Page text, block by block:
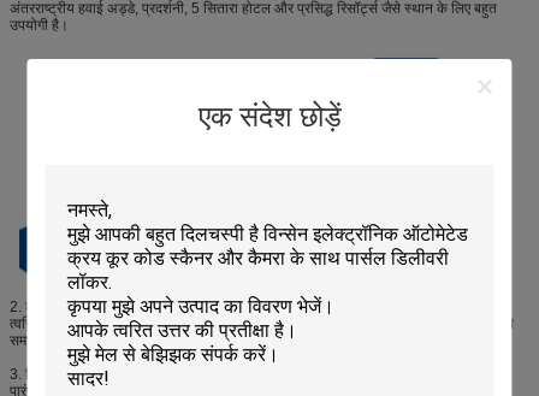
एक संदेश छोड़ें
अंतरराष्ट्रीय हवाई अड्डे, प्रदर्शनी, 5 सितारा होटल और प्रसिद्ध रिसॉर्ट्स जैसे स्थान के लिए बहुत
उपयोगी है।
2. टच स्क्रीन ऑपरेशन
त्वरित उत्तरदायी टच स्क्रीन और आसान उपयोग यूआई के साथ, विन्सेन वेंडिंग मशीन से सलाद खरीदते
समय उपयोगकर्ता को अच्छी लगती है।
3. लिफ्ट प्रणाली।
पारंपरिक कॉइल वेंडिंग मशीन से अलग, विन्नसेन स्वचालित वेंडिंग मशीन स्वयं विकसित उन्नत पुश और